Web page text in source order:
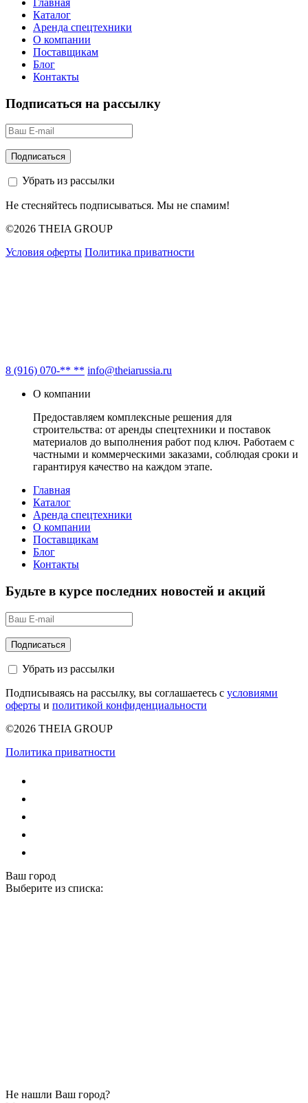
Каталог
Аренда спецтехники
О компании
Поставщикам
Блог
Контакты
Подписаться на рассылку
Убрать из рассылки
Не стесняйтесь подписываться. Мы не спамим!
©2026 THEIA GROUP
Условия оферты Политика приватности
8 (916) 070-** ** info@theiarussia.ru
О компании
Предоставляем комплексные решения для
строительства: от аренды спецтехники и поставок
материалов до выполнения работ под ключ. Работаем с
частными и коммерческими заказами, соблюдая сроки и
гарантируя качество на каждом этапе.
Главная
Каталог
Аренда спецтехники
О компании
Поставщикам
Блог
Контакты
Будьте в курсе последних новостей и акций
Убрать из рассылки
Подписываясь на рассылку, вы соглашаетесь с условиями
оферты и политикой конфиденциальности
©2026 THEIA GROUP
Политика приватности
Ваш город
Выберите из списка:
Не нашли Ваш город?